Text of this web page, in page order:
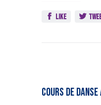
Like
EVENEMENTS
CULTURELS
COURS DE